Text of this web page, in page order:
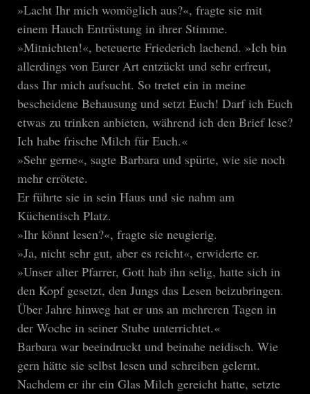
»Lacht Ihr mich womöglich aus?«, fragte sie mit
einem Hauch Entrüstung in ihrer Stimme.
»Mitnichten!«, beteuerte Friederich lachend. »Ich bin
allerdings von Eurer Art entzückt und sehr erfreut,
dass Ihr mich aufsucht. So tretet ein in meine
bescheidene Behausung und setzt Euch! Darf ich Euch
etwas zu trinken anbieten, während ich den Brief lese?
Ich habe frische Milch für Euch.«
»Sehr gerne«, sagte Barbara und spürte, wie sie noch
mehr errötete.
Er führte sie in sein Haus und sie nahm am
Küchentisch Platz.
»Ihr könnt lesen?«, fragte sie neugierig.
»Ja, nicht sehr gut, aber es reicht«, erwiderte er.
»Unser alter Pfarrer, Gott hab ihn selig, hatte sich in
den Kopf gesetzt, den Jungs das Lesen beizubringen.
Über Jahre hinweg hat er uns an mehreren Tagen in
der Woche in seiner Stube unterrichtet.«
Barbara war beeindruckt und beinahe neidisch. Wie
gern hätte sie selbst lesen und schreiben gelernt.
Nachdem er ihr ein Glas Milch gereicht hatte, setzte